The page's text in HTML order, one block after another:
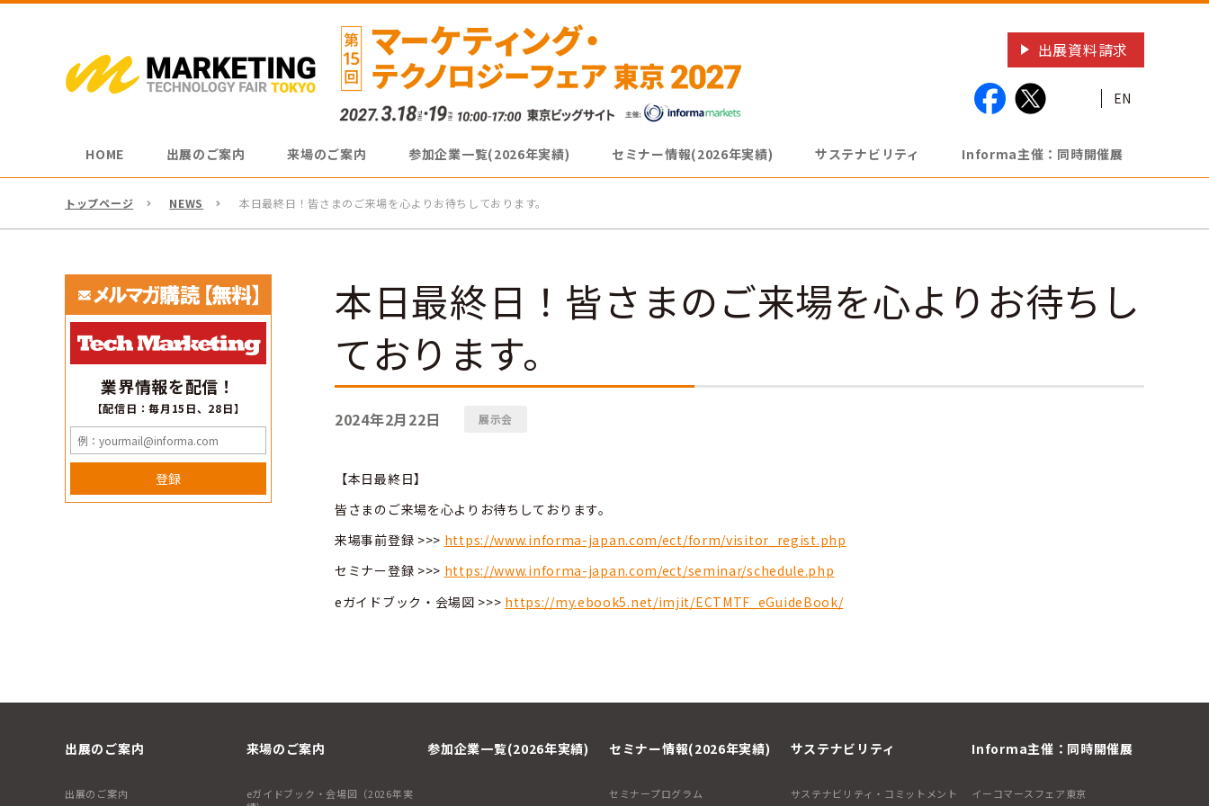
出展資料請求
EN
HOME 出展のご案内 来場のご案内 参加企業一覧(2026年実績) セミナー情報(2026年実績) サステナビリティ Informa主催：同時開催展
トップページ NEWS 本日最終日！皆さまのご来場を心よりお待ちしております。
本日最終日！皆さまのご来場を心よりお待ちし
ております。
2024年2月22日 展示会
【本日最終日】
皆さまのご来場を心よりお待ちしております。
来場事前登録 >>> https://www.informa-japan.com/ect/form/visitor_regist.php
セミナー登録 >>> https://www.informa-japan.com/ect/seminar/schedule.php
eガイドブック・会場図 >>> https://my.ebook5.net/imjit/ECTMTF_eGuideBook/
業界情報を配信！
【配信日：毎月15日、28日】
登録
出展のご案内
出展のご案内
来場のご案内
eガイドブック・会場図（2026年実
参加企業一覧(2026年実績) セミナー情報(2026年実績)
セミナープログラム
サステナビリティ
サステナビリティ・コミットメント
Informa主催：同時開催展
イーコマースフェア東京